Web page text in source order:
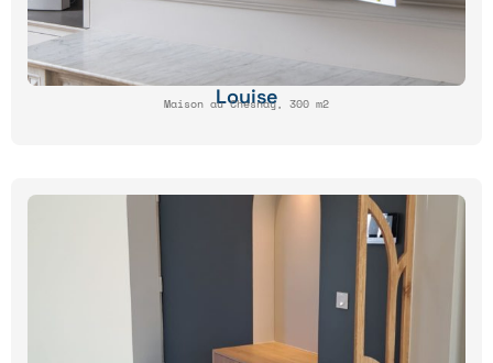
Louise
Maison au Chesnay, 300 m2